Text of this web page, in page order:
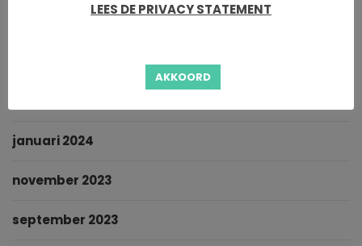
januari 2024
november 2023
september 2023
LEES DE PRIVACY STATEMENT
AKKOORD